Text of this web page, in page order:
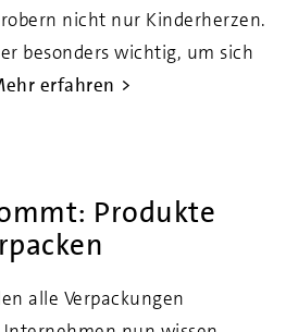
nicht nur Kinderherzen.
besonders wichtig, um sich
erfahren
Produkte
alle Verpackungen